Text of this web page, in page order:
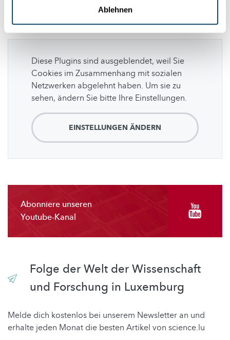
Ablehnen
Folgescience.lu
Diese Plugins sind ausgeblendet, weil Sie
Cookies im Zusammenhang mit sozialen
Netzwerken abgelehnt haben. Um sie zu
sehen, ändern Sie bitte Ihre Einstellungen.
EINSTELLUNGEN ÄNDERN
Abonniere unseren
Youtube-Kanal
Folge der Welt der Wissenschaft
und Forschung in Luxemburg
Melde dich kostenlos bei unserem Newsletter an und
erhalte jeden Monat die besten Artikel von science.lu